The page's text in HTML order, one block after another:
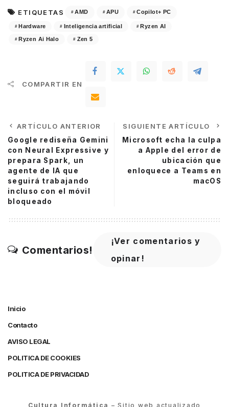
ETIQUETAS AMD APU Copilot+ PC
Hardware Inteligencia artificial Ryzen AI
Ryzen Ai Halo Zen 5
COMPARTIR EN
ARTÍCULO ANTERIOR
Google rediseña Gemini
con Neural Expressive y
prepara Spark, un
agente de IA que
seguirá trabajando
incluso con el móvil
bloqueado
SIGUIENTE ARTÍCULO
Microsoft echa la culpa
a Apple del error de
ubicación que
enloquece a Teams en
macOS
Comentarios!
¡Ver comentarios y
opinar!
Inicio
Contacto
AVISO LEGAL
POLITICA DE COOKIES
POLITICA DE PRIVACIDAD
Cultura Informática – Sitio web actualizado